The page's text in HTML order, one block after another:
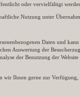
oder vervielfältigt
Nutzung unter
Daten und
Auswertung der
der Benutzung der
wir Ihnen gerne zur